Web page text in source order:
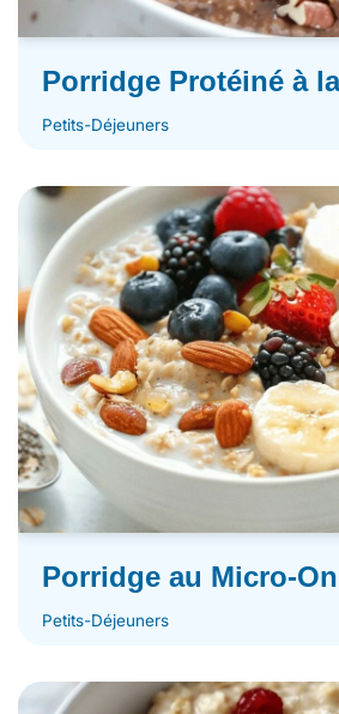
Porridge Protéiné à
Petits-Déjeuners
Porridge au Micro-
Petits-Déjeuners